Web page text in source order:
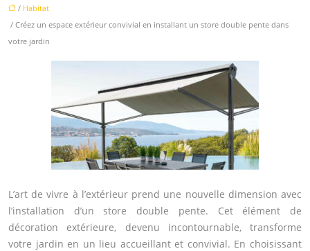
/ Habitat
/ Créez un espace extérieur convivial en installant un store double pente dans
votre jardin
L’art de vivre à l’extérieur prend une nouvelle dimension avec
l’installation d’un store double pente. Cet élément de
décoration extérieure, devenu incontournable, transforme
votre jardin en un lieu accueillant et convivial. En choisissant